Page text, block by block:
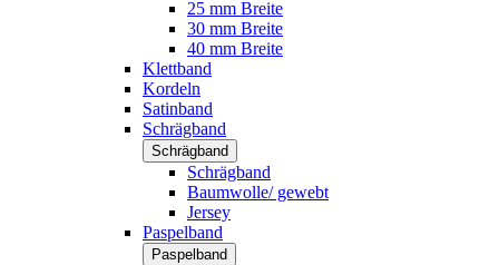
25 mm Breite
30 mm Breite
40 mm Breite
Klettband
Kordeln
Satinband
Schrägband
Schrägband
Schrägband
Baumwolle/ gewebt
Jersey
Paspelband
Paspelband